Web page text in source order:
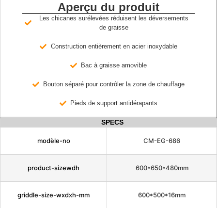
Aperçu du produit
Les chicanes surélevées réduisent les déversements
de graisse
Construction entièrement en acier inoxydable
Bac à graisse amovible
Bouton séparé pour contrôler la zone de chauffage
Pieds de support antidérapants
SPECS
modèle-no CM-EG-686
product-sizewdh 600*650*480mm
griddle-size-wxdxh-mm 600*500*16mm